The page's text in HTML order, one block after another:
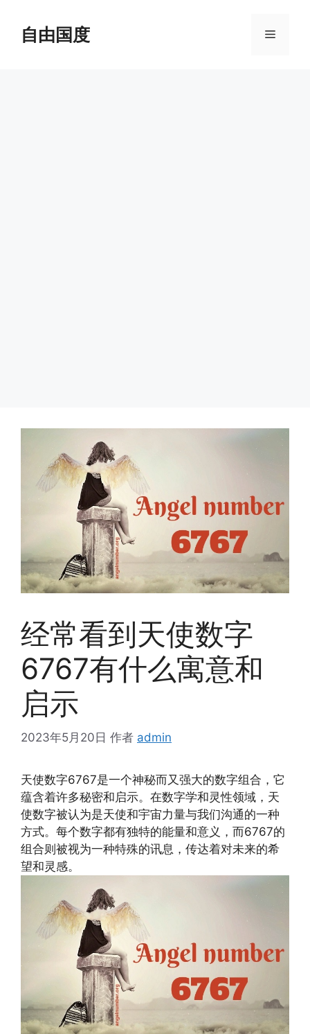
自由国度 菜
经常看到天使数字
6767有什么寓意和
启示
2023年5月20日 作者 admin
天使数字6767是一个神秘而又强大的数字组合，它
蕴含着许多秘密和启示。在数字学和灵性领域，天
使数字被认为是天使和宇宙力量与我们沟通的一种
方式。每个数字都有独特的能量和意义，而6767的
组合则被视为一种特殊的讯息，传达着对未来的希
望和灵感。